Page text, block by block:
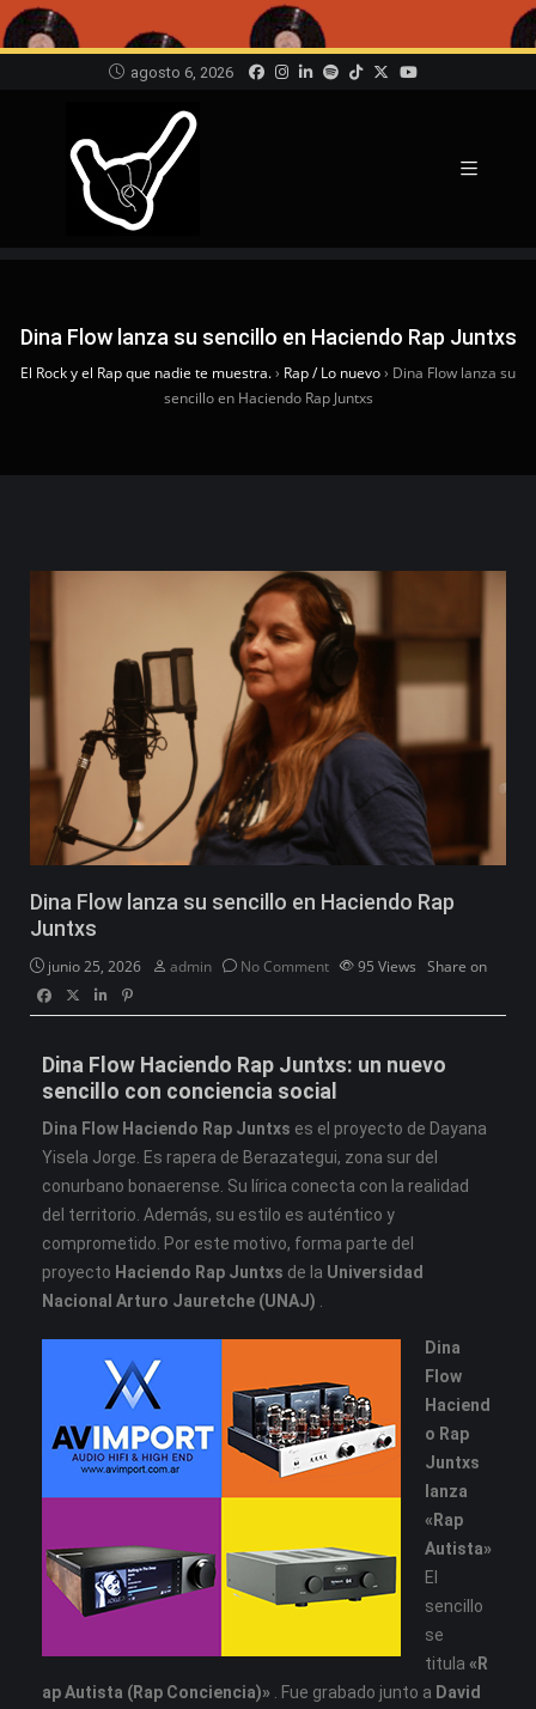
agosto 6, 2026
Dina Flow lanza su sencillo en Haciendo Rap Juntxs
El Rock y el Rap que nadie te muestra.› Rap / Lo nuevo› Dina Flow lanza su
sencillo en Haciendo Rap Juntxs
Dina Flow lanza su sencillo en Haciendo Rap
Juntxs
junio 25, 2026 admin No Comment 95 Views Share on
Dina Flow Haciendo Rap Juntxs: un nuevo
sencillo con conciencia social
Dina Flow Haciendo Rap Juntxs es el proyecto de Dayana
Yisela Jorge. Es rapera de Berazategui, zona sur del
conurbano bonaerense. Su lírica conecta con la realidad
del territorio. Además, su estilo es auténtico y
comprometido. Por este motivo, forma parte del
proyecto Haciendo Rap Juntxs de la Universidad
Nacional Arturo Jauretche (UNAJ)
Dina
Flow
Haciend
o Rap
Juntxs
lanza
«Rap
Autista»
El
sencillo
se
titula «R
ap Autista (Rap Conciencia)» . Fue grabado junto a David